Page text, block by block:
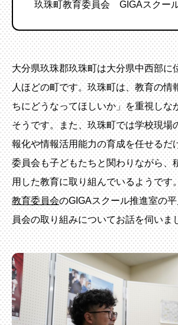
玖珠町教育委員会 GIGAスクー
大分県玖珠郡玖珠町は大分県中西部に
人ほどの町です。玖珠町は、教育の情
ちにどうなってほしいか」を重視しな
そうです。また、玖珠町では学校現場
報化や情報活用能力の育成を任せるだ
委員会も子どもたちと関わりながら、
用した教育に取り組んでいるようです
教育委員会のGIGAスクール推進室の
員会の取り組みについてお話を伺いま